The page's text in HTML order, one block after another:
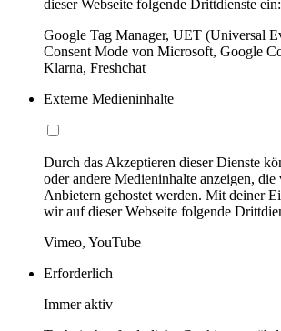
dieser Webseite folgende Drittdienste ein:
Google Tag Manager, UET (Universal
Consent Mode von Microsoft, Google
Klarna, Freshchat
Externe Medieninhalte
Durch das Akzeptieren dieser Dienste
oder andere Medieninhalte anzeigen, die
Anbietern gehostet werden. Mit deiner
wir auf dieser Webseite folgende
Vimeo, YouTube
Erforderlich
Immer aktiv